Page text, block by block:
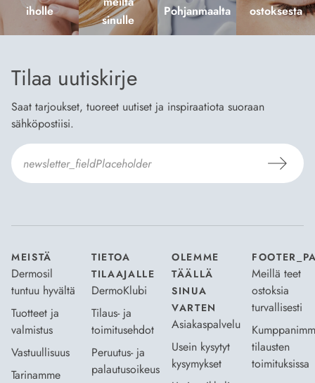
iholle
sinulle
Pohjanmaalta
ostoksesta
Tilaa uutiskirje
Saat tarjoukset, tuoreet uutiset ja inspiraatiota suoraan
sähköpostiisi.
MEISTÄ
Dermosil
tuntuu hyvältä
Tuotteet ja
valmistus
Vastuullisuus
Tarinamme
TIETOA
TILAAJALLE
DermoKlubi
Tilaus- ja
toimitusehdot
Peruutus- ja
palautusoikeus
OLEMME
TÄÄLLÄ
SINUA
VARTEN
Asiakaspalvelu
Usein kysytyt
kysymykset
Meillä teet
ostoksia
turvallisesti
tilausten
toimituksissa